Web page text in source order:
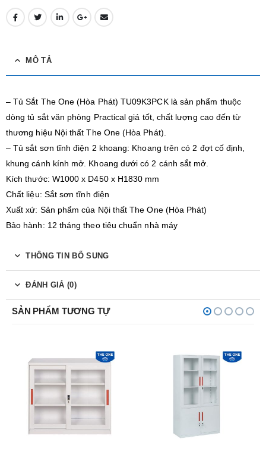
MÔ TẢ
– Tủ Sắt The One (Hòa Phát) TU09K3PCK là sản phẩm thuộc
dòng tủ sắt văn phòng Practical giá tốt, chất lượng cao đến từ
thương hiệu Nội thất The One (Hòa Phát).
– Tủ sắt sơn tĩnh điện 2 khoang: Khoang trên có 2 đợt cố định,
khung cánh kính mở. Khoang dưới có 2 cánh sắt mở.
Kích thước: W1000 x D450 x H1830 mm
Chất liệu: Sắt sơn tĩnh điện
Xuất xứ: Sản phẩm của Nội thất The One (Hòa Phát)
Bảo hành: 12 tháng theo tiêu chuẩn nhà máy
THÔNG TIN BỔ SUNG
ĐÁNH GIÁ (0)
SẢN PHẨM TƯƠNG TỰ